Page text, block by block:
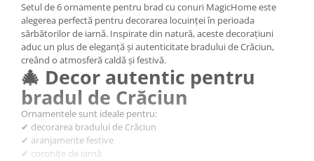
Figurine si decoratiuni Craciun
Globuri
Instalatii de Craciun
Lumanari si candele
Suporturi lumanari
Curatenie
Cosuri de gunoi
Setul de 6 ornamente pentru brad cu conuri MagicHome este
alegerea perfectă pentru decorarea locuinței în perioada
sărbătorilor de iarnă. Inspirate din natură, aceste decorațiuni
aduc un plus de eleganță și autenticitate bradului de Crăciun,
creând o atmosferă caldă și festivă.
🎄 Decor autentic pentru
bradul de Crăciun
Ornamentele sunt ideale pentru:
✔ decorarea bradului de Crăciun
✔ aranjamente festive
✔ coronițe de iarnă